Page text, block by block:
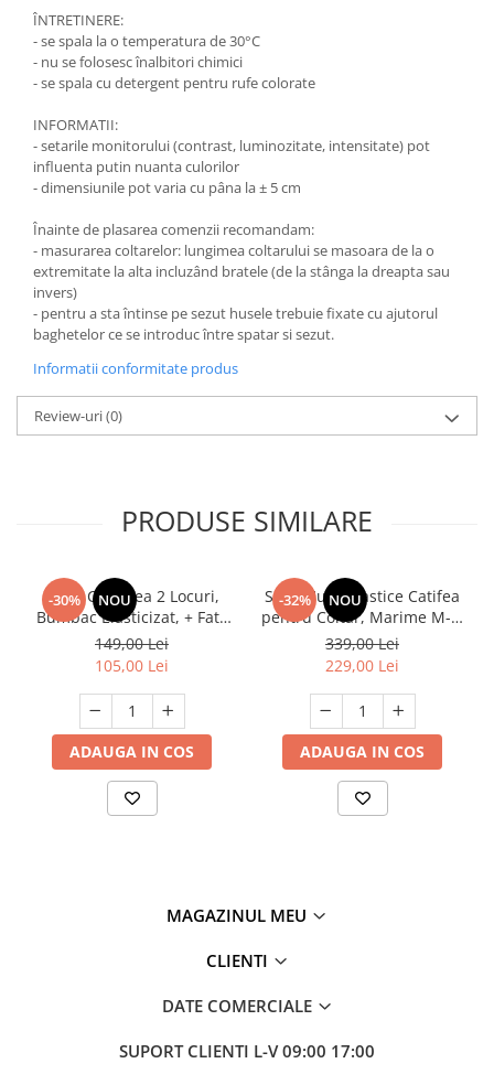
ÎNTRETINERE:
- se spala la o temperatura de 30°C
- nu se folosesc înalbitori chimici
- se spala cu detergent pentru rufe colorate
INFORMATII:
- setarile monitorului (contrast, luminozitate, intensitate) pot
influenta putin nuanta culorilor
- dimensiunile pot varia cu pâna la ± 5 cm
Înainte de plasarea comenzii recomandam:
- masurarea coltarelor: lungimea coltarului se masoara de la o
extremitate la alta incluzând bratele (de la stânga la dreapta sau
invers)
- pentru a sta întinse pe sezut husele trebuie fixate cu ajutorul
baghetelor ce se introduc între spatar si sezut.
Informatii conformitate produs
Review-uri(0)
PRODUSE SIMILARE
-30% NOU
Husa Canapea 2 Locuri,
Bumbac Elasticizat, + Fata
perna Cadou
149,00 Lei
105,00 Lei
ADAUGA IN COS
-32% NOU
Set 2 Huse Elastice Catifea
pentru Coltar, Marime M-L,
Gri Deschis
339,00 Lei
229,00 Lei
ADAUGA IN COS
MAGAZINUL MEU
CLIENTI
DATE COMERCIALE
SUPORT CLIENTI L-V 09:00 17:00